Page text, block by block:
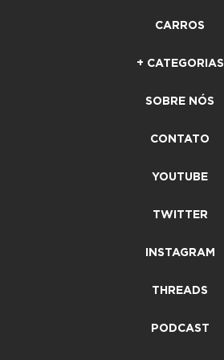
CARROS
+ CATEGORIAS
SOBRE NÓS
CONTATO
YOUTUBE
TWITTER
INSTAGRAM
THREADS
PODCAST